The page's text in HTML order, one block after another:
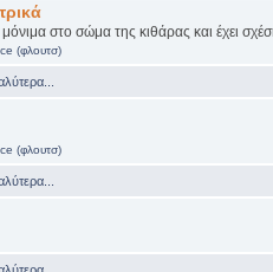
στο σώμα της κιθάρας και έχει
(φλουτσ)
(φλουτσ)